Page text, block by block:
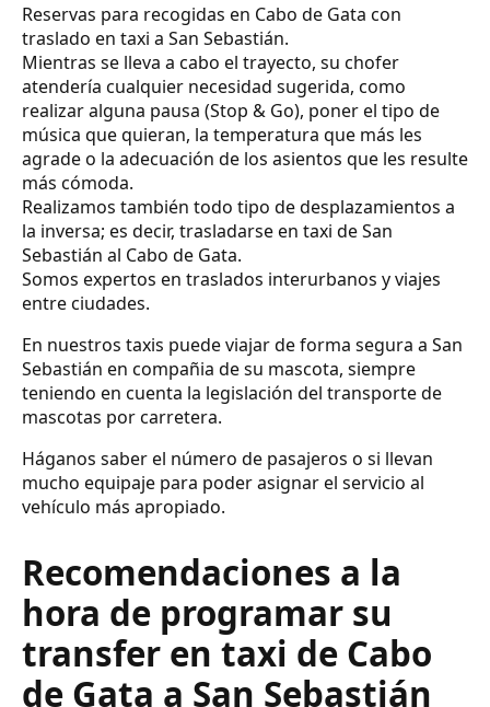
Reservas para recogidas en Cabo de Gata con
traslado en taxi a San Sebastián.
Mientras se lleva a cabo el trayecto, su chofer
atendería cualquier necesidad sugerida, como
realizar alguna pausa (Stop & Go), poner el tipo de
música que quieran, la temperatura que más les
agrade o la adecuación de los asientos que les resulte
más cómoda.
Realizamos también todo tipo de desplazamientos a
la inversa; es decir, trasladarse en taxi de San
Sebastián al Cabo de Gata.
Somos expertos en traslados interurbanos y viajes
entre ciudades.
En nuestros taxis puede viajar de forma segura a San
Sebastián en compañia de su mascota, siempre
teniendo en cuenta la legislación del transporte de
mascotas por carretera.
Háganos saber el número de pasajeros o si llevan
mucho equipaje para poder asignar el servicio al
vehículo más apropiado.
Recomendaciones a la
hora de programar su
transfer en taxi de Cabo
de Gata a San Sebastián